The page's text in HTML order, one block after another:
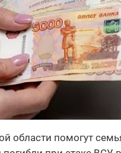
области помогут